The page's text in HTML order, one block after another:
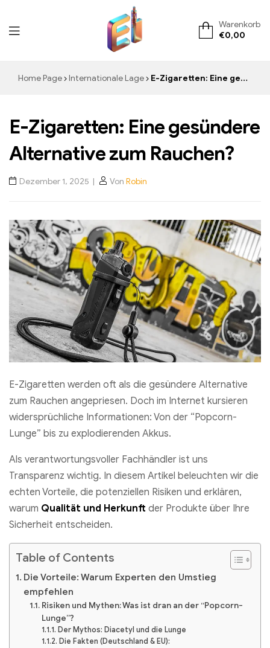
ElementVape.de
Warenkorb
€0,00
Home Page Internationale Lage E-Zigaretten: Eine gesündere Alternative zum Rauchen?
E-Zigaretten: Eine gesündere
Alternative zum Rauchen?
Dezember 1, 2025 Von Robin
E-Zigaretten werden oft als die gesündere Alternative
zum Rauchen angepriesen. Doch im Internet kursieren
widersprüchliche Informationen: Von der “Popcorn-
Lunge” bis zu explodierenden Akkus.
Als verantwortungsvoller Fachhändler ist uns
Transparenz wichtig. In diesem Artikel beleuchten wir die
echten Vorteile, die potenziellen Risiken und erklären,
warum Qualität und Herkunft der Produkte über Ihre
Sicherheit entscheiden.
Table of Contents
Die Vorteile: Warum Experten den Umstieg
empfehlen
Risiken und Mythen: Was ist dran an der “Popcorn-
Lunge”?
Der Mythos: Diacetyl und die Lunge
Die Fakten (Deutschland & EU):